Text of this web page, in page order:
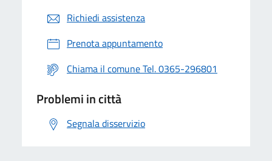
Richiedi assistenza
Prenota appuntamento
Chiama il comune Tel. 0365-296801
Problemi in città
Segnala disservizio